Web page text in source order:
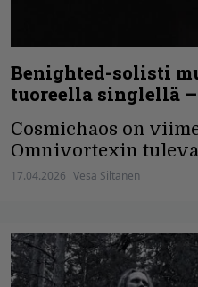
Benighted-solisti
tuoreella singlellä
Cosmichaos on
Omnivortexin
17.04.2026 Vesa Siltanen